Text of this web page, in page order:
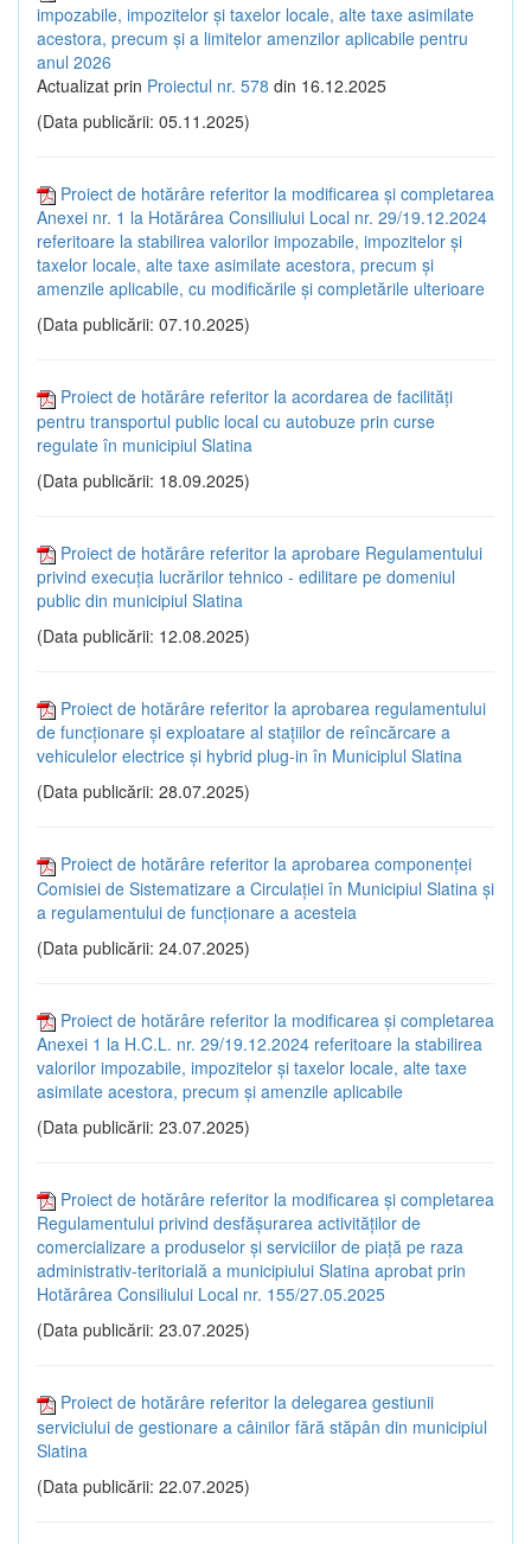
impozabile, impozitelor și taxelor locale, alte taxe asimilate
acestora, precum și a limitelor amenzilor aplicabile pentru
anul 2026
Actualizat prin Proiectul nr. 578 din 16.12.2025
(Data publicării: 05.11.2025)
Proiect de hotărâre referitor la modificarea și completarea
Anexei nr. 1 la Hotărârea Consiliului Local nr. 29/19.12.2024
referitoare la stabilirea valorilor impozabile, impozitelor și
taxelor locale, alte taxe asimilate acestora, precum și
amenzile aplicabile, cu modificările și completările ulterioare
(Data publicării: 07.10.2025)
Proiect de hotărâre referitor la acordarea de facilități
pentru transportul public local cu autobuze prin curse
regulate în municipiul Slatina
(Data publicării: 18.09.2025)
Proiect de hotărâre referitor la aprobare Regulamentului
privind execuţia lucrărilor tehnico - edilitare pe domeniul
public din municipiul Slatina
(Data publicării: 12.08.2025)
Proiect de hotărâre referitor la aprobarea regulamentului
de funcţionare şi exploatare al staţiilor de reîncărcare a
vehiculelor electrice şi hybrid plug-in în Municiplul Slatina
(Data publicării: 28.07.2025)
Proiect de hotărâre referitor la aprobarea componenţei
Comisiei de Sistematizare a Circulaţiei în Municipiul Slatina și
a regulamentului de funcţionare a acesteia
(Data publicării: 24.07.2025)
Proiect de hotărâre referitor la modificarea și completarea
Anexei 1 la H.C.L. nr. 29/19.12.2024 referitoare la stabilirea
valorilor impozabile, impozitelor și taxelor locale, alte taxe
asimilate acestora, precum și amenzile aplicabile
(Data publicării: 23.07.2025)
Proiect de hotărâre referitor la modificarea și completarea
Regulamentului privind desfășurarea activităților de
comercializare a produselor și serviciilor de piață pe raza
administrativ-teritorială a municipiului Slatina aprobat prin
Hotărârea Consiliului Local nr. 155/27.05.2025
(Data publicării: 23.07.2025)
Proiect de hotărâre referitor la delegarea gestiunii
serviciului de gestionare a câinilor fără stăpân din municipiul
Slatina
(Data publicării: 22.07.2025)